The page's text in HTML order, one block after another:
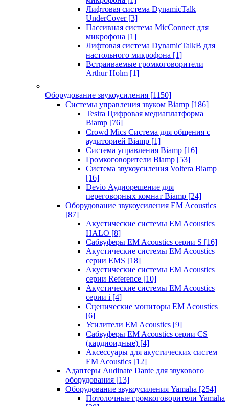
Лифтовая система DynamicTalk
UnderCover [3]
Пассивная система MicConnect для
микрофона [1]
Лифтовая система DynamicTalkB для
настольного микрофона [1]
Встраиваемые громкоговорители
Arthur Holm [1]
Оборудование звукоусиления [1150]
Системы управления звуком Biamp [186]
Tesira Цифровая медиаплатформа
Biamp [76]
Crowd Mics Система для общения с
аудиторией Biamp [1]
Система управления Biamp [16]
Громкоговорители Biamp [53]
Система звукоусиления Voltera Biamp
[16]
Devio Аудиорешение для
переговорных комнат Biamp [24]
Оборудование звукоусиления EM Acoustics
[87]
Акустические системы EM Acoustics
HALO [8]
Сабвуферы EM Acoustics серии S [16]
Акустические системы EM Acoustics
серии EMS [18]
Акустические системы EM Acoustics
серии Reference [10]
Акустические системы EM Acoustics
серии i [4]
Сценические мониторы EM Acoustics
[6]
Усилители EM Acoustics [9]
Сабвуферы EM Acoustics серии CS
(кардиоидные) [4]
Аксессуары для акустических систем
EM Acoustics [12]
Адаптеры Audinate Dante для звукового
оборудования [13]
Оборудование звукоусиления Yamaha [254]
Потолочные громкоговорители Yamaha